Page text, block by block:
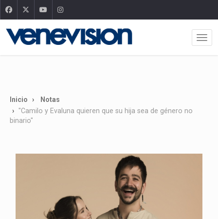
Inicio
Notas
"Camilo y Evaluna quieren que su hija sea de género no
binario"